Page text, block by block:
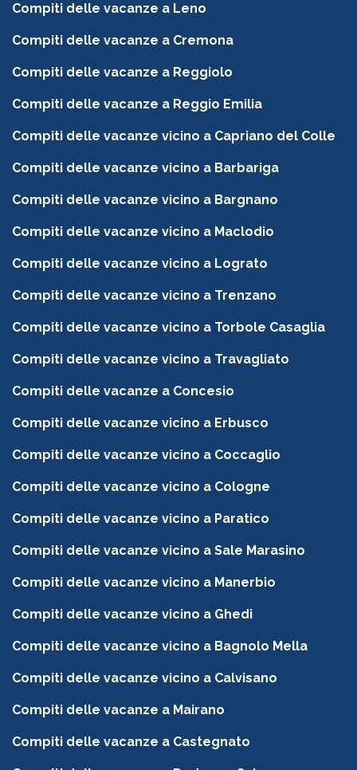
Compiti delle vacanze a Leno
Compiti delle vacanze a Cremona
Compiti delle vacanze a Reggiolo
Compiti delle vacanze a Reggio Emilia
Compiti delle vacanze vicino a Capriano del Colle
Compiti delle vacanze vicino a Barbariga
Compiti delle vacanze vicino a Bargnano
Compiti delle vacanze vicino a Maclodio
Compiti delle vacanze vicino a Lograto
Compiti delle vacanze vicino a Trenzano
Compiti delle vacanze vicino a Torbole Casaglia
Compiti delle vacanze vicino a Travagliato
Compiti delle vacanze a Concesio
Compiti delle vacanze vicino a Erbusco
Compiti delle vacanze vicino a Coccaglio
Compiti delle vacanze vicino a Cologne
Compiti delle vacanze vicino a Paratico
Compiti delle vacanze vicino a Sale Marasino
Compiti delle vacanze vicino a Manerbio
Compiti delle vacanze vicino a Ghedi
Compiti delle vacanze vicino a Bagnolo Mella
Compiti delle vacanze vicino a Calvisano
Compiti delle vacanze a Mairano
Compiti delle vacanze a Castegnato